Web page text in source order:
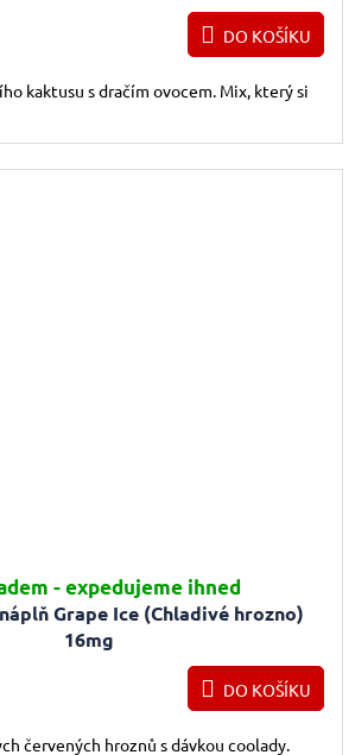
DO KOŠÍKU
kaktusu s dračím ovocem. Mix, který si
Grape Ice (Chladivé hrozno)
16mg
- expedujeme ihned
DO KOŠÍKU
červených hroznů s dávkou coolady.